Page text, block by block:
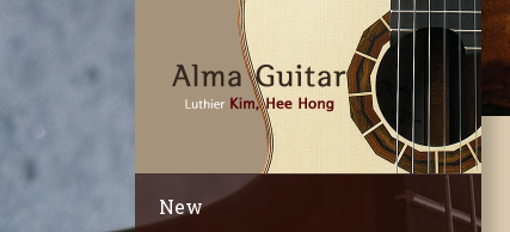
New